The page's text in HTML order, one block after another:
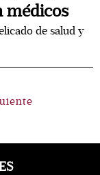
médicos
de salud y